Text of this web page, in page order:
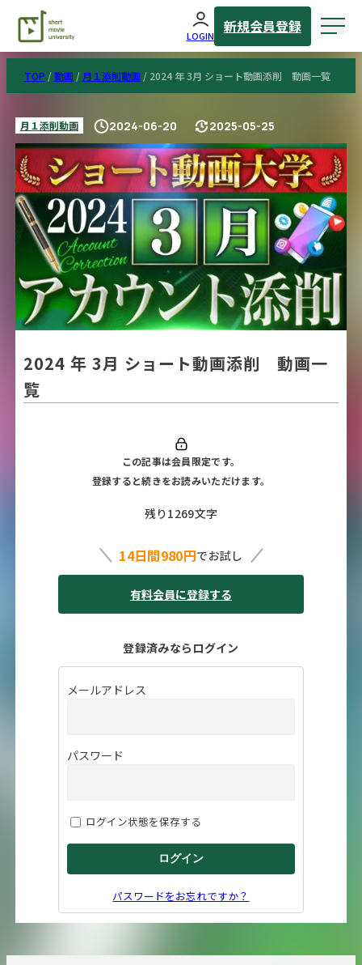
LOGIN 新規会員登録
TOP / 動画 / 月１添削動画 /2024 年 3月 ショート動画添削 動画一覧
月１添削動画 2024-06-20 2025-05-25
2024 年 3月 ショート動画添削 動画一
覧
この記事は会員限定です。
登録すると続きをお読みいただけます。
残り1269文字
14日間980円でお試し
有料会員に登録する
登録済みならログイン
メールアドレス
パスワード
ログイン状態を保存する
パスワードをお忘れですか？